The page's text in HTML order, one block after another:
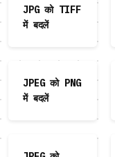
JPG को TIFF
में बदलें
JPEG को PNG
में बदलें